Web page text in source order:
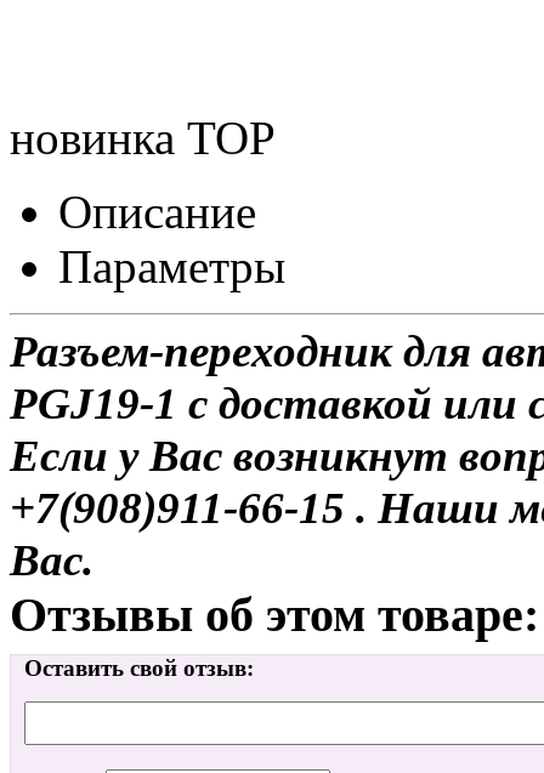
новинка TOP
Описание
Параметры
Разъем-переходник для
PGJ19-1 с доставкой или
Если у Вас возникнут
+7(908)911-66-15 . Наши
Вас.
Отзывы об этом товаре:
Оставить свой отзыв: